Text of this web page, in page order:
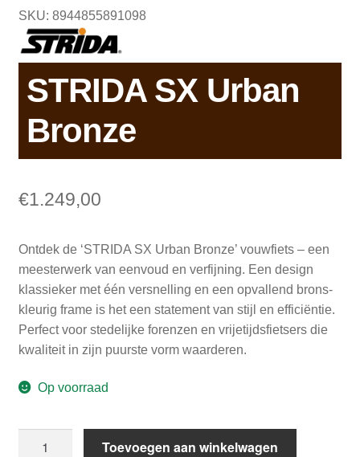
SKU: 8944855891098
STRIDA SX Urban
Bronze
€1.249,00
Ontdek de ‘STRIDA SX Urban Bronze’ vouwfiets – een
meesterwerk van eenvoud en verfijning. Een design
klassieker met één versnelling en een opvallend brons-
kleurig frame is het een statement van stijl en efficiëntie.
Perfect voor stedelijke forenzen en vrijetijdsfietsers die
kwaliteit in zijn puurste vorm waarderen.
Op voorraad
Toevoegen aan winkelwagen